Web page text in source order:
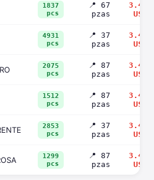
1837
pcs
📍 67
pzas
3.42
USD
4931
pcs
📍 37
pzas
3.42
USD
2075
pcs
📍 87
pzas
3.42
USD
1512
pcs
📍 87
pzas
3.42
USD
2853
pcs
📍 37
pzas
3.42
USD
1299
pcs
📍 87
pzas
3.42
USD